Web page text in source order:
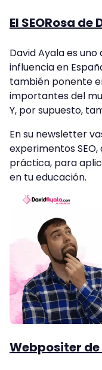
El SEORosa
David Ayala es uno
influencia en
también ponente
importantes del
Y, por supuesto,
En su newsletter
experimentos
práctica, para
en tu educación.
Webpositer